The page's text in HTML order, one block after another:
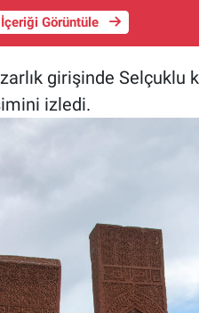
İçeriği Görüntüle
girişinde Selçuklu
izledi.